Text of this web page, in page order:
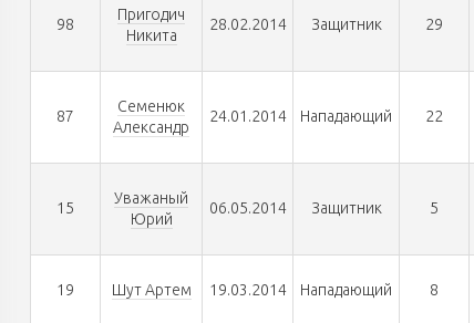
98
Пригодич
Никита
28.02.2014 Защитник 29
87
Семенюк
Александр
24.01.2014 Нападающий 22
15
Уважаный
Юрий
06.05.2014 Защитник 5
19 Шут Артем 19.03.2014 Нападающий 8